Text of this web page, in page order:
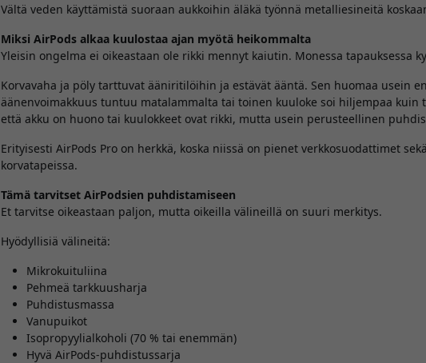
Vältä veden käyttämistä suoraan aukkoihin äläkä työnnä metalliesineitä
Miksi AirPods alkaa kuulostaa ajan myötä heikommalta
Yleisin ongelma ei oikeastaan ole rikki mennyt kaiutin. Monessa tapauksessa
Korvavaha ja pöly tarttuvat ääniritilöihin ja estävät ääntä. Sen huomaa usein
äänenvoimakkuus tuntuu matalammalta tai toinen kuuloke soi hiljempaa kuin
että akku on huono tai kuulokkeet ovat rikki, mutta usein perusteellinen
Erityisesti AirPods Pro on herkkä, koska niissä on pienet verkkosuodattimet
korvatapeissa.
Tämä tarvitset AirPodsien puhdistamiseen
Et tarvitse oikeastaan paljon, mutta oikeilla välineillä on suuri merkitys.
Hyödyllisiä välineitä:
Mikrokuituliina
Pehmeä tarkkuusharja
Puhdistusmassa
Vanupuikot
Isopropyylialkoholi (70 % tai enemmän)
Hyvä AirPods-puhdistussarja